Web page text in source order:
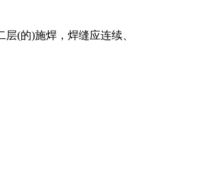
(的)施焊，焊缝应连续、